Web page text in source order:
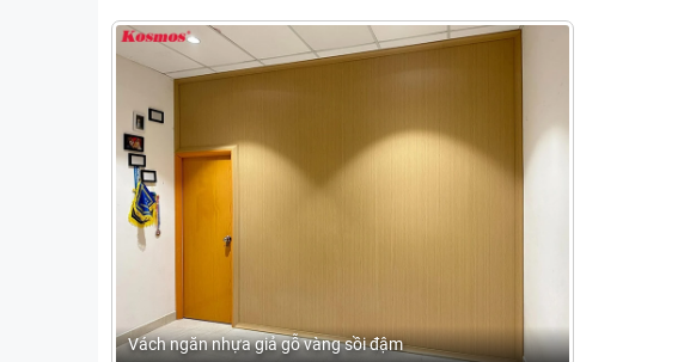
Vách ngăn nhựa giả gỗ vàng sồi đậm